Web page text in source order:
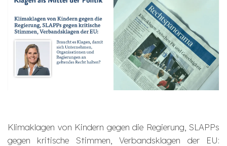
Klimaklagen von Kindern gegen die Regierung, SLAPPs
gegen kritische Stimmen, Verbandsklagen der EU: